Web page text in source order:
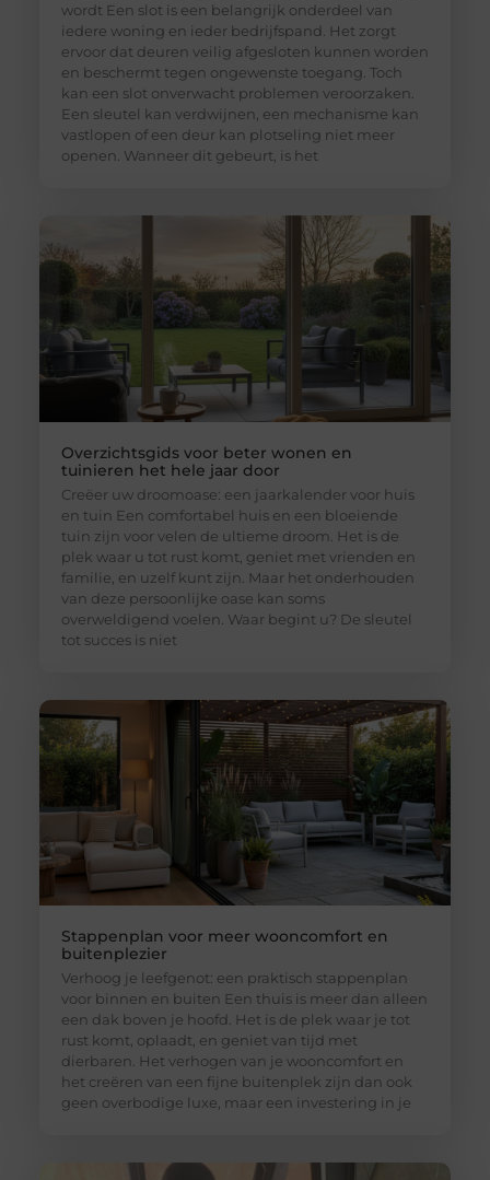
wordt Een slot is een belangrijk onderdeel van
iedere woning en ieder bedrijfspand. Het zorgt
ervoor dat deuren veilig afgesloten kunnen worden
en beschermt tegen ongewenste toegang. Toch
kan een slot onverwacht problemen veroorzaken.
Een sleutel kan verdwijnen, een mechanisme kan
vastlopen of een deur kan plotseling niet meer
openen. Wanneer dit gebeurt, is het
Overzichtsgids voor beter wonen en
tuinieren het hele jaar door
Creëer uw droomoase: een jaarkalender voor huis
en tuin Een comfortabel huis en een bloeiende
tuin zijn voor velen de ultieme droom. Het is de
plek waar u tot rust komt, geniet met vrienden en
familie, en uzelf kunt zijn. Maar het onderhouden
van deze persoonlijke oase kan soms
overweldigend voelen. Waar begint u? De sleutel
tot succes is niet
Stappenplan voor meer wooncomfort en
buitenplezier
Verhoog je leefgenot: een praktisch stappenplan
voor binnen en buiten Een thuis is meer dan alleen
een dak boven je hoofd. Het is de plek waar je tot
rust komt, oplaadt, en geniet van tijd met
dierbaren. Het verhogen van je wooncomfort en
het creëren van een fijne buitenplek zijn dan ook
geen overbodige luxe, maar een investering in je